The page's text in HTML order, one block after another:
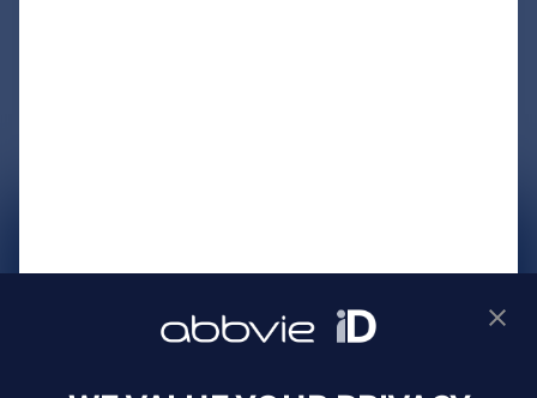
プライバシーポリシー